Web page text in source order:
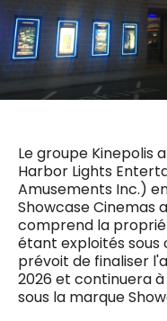
Le groupe Kinepolis
Harbor Lights
Amusements Inc.)
Showcase Cinemas
comprend la
étant exploités sous
prévoit de finaliser
2026 et continuera
sous la marque
0498 88 64 89
f.bouchar@mm.be
Chief Editor
Griet Byl
Chief Editor
Damien Lemaire
0477 37 31 65
d.lemaire@mm.be
VALIDER
NOTRE
5 x week
1 x week
1 x week
10 x year
10 x year
4 x year